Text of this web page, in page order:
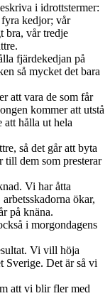
i idrottstermer:
kedjor; vår
bra, vår tredje
fjärdekedjan på
så mycket det bara
att vara de som får
kommer att utstå
att hålla ut hela
så det går att byta
till dem som presterar
Vi har åtta
ökar,
på knäna.
i morgondagens
Vi vill höja
Sverige. Det är så vi
att vi blir fler med